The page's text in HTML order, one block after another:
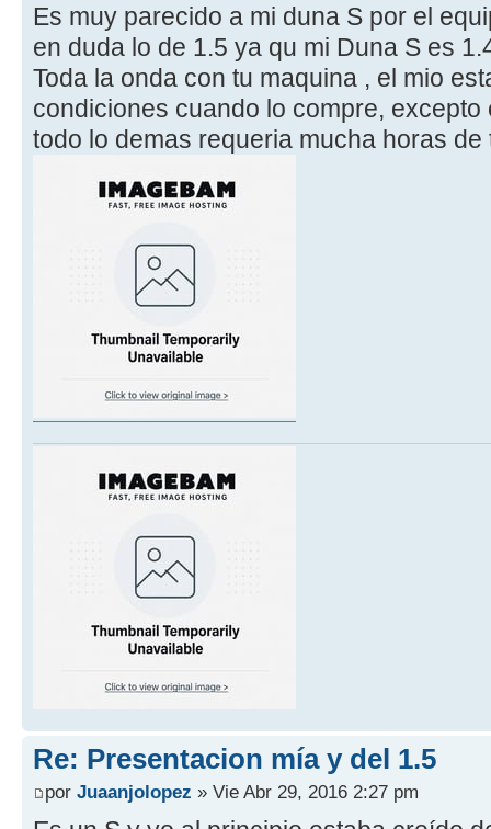
Es muy parecido a mi duna S por el
en duda lo de 1.5 ya qu mi Duna S es
Toda la onda con tu maquina , el mio
condiciones cuando lo compre,
todo lo demas requeria mucha horas de
Re: Presentacion mía y del 1.5
por Juaanjolopez » Vie Abr 29, 2016 2:27 pm